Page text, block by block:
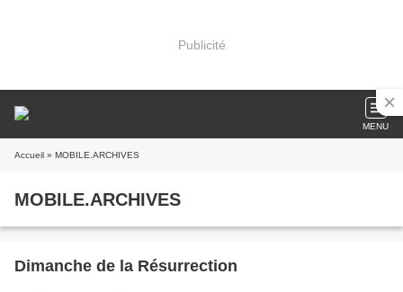
Publicité
MENU
Accueil » MOBILE.ARCHIVES
MOBILE.ARCHIVES
Dimanche de la Résurrection